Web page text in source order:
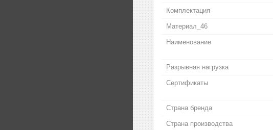
Комплектация
Материал_46
Наименование
Разрывная нагрузка
Сертификаты
Страна бренда
Страна производства